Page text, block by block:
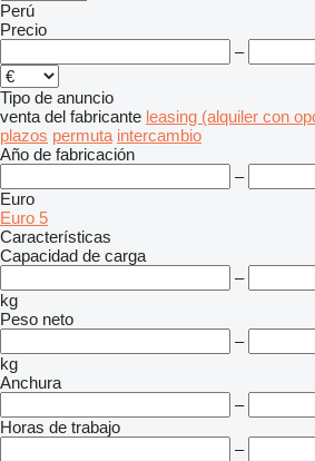
Perú
Precio
–
Tipo de anuncio
venta del fabricante leasing (alquiler con
plazos permuta intercambio
Año de fabricación
–
Euro
Euro 5
Características
Capacidad de carga
–
kg
Peso neto
–
kg
Anchura
–
Horas de trabajo
–